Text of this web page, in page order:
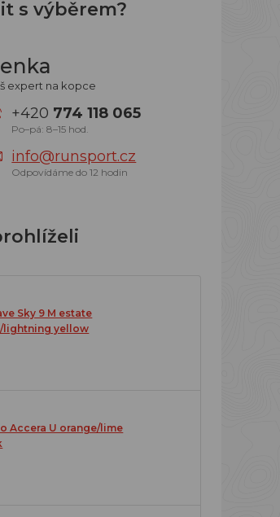
s výběrem?
expert na kopce
+420 774 118 065
Po–pá: 8–15 hod.
info@runsport.cz
Odpovídáme do 12 hodin
Sky 9 M estate
lightning yellow
Accera U orange/lime